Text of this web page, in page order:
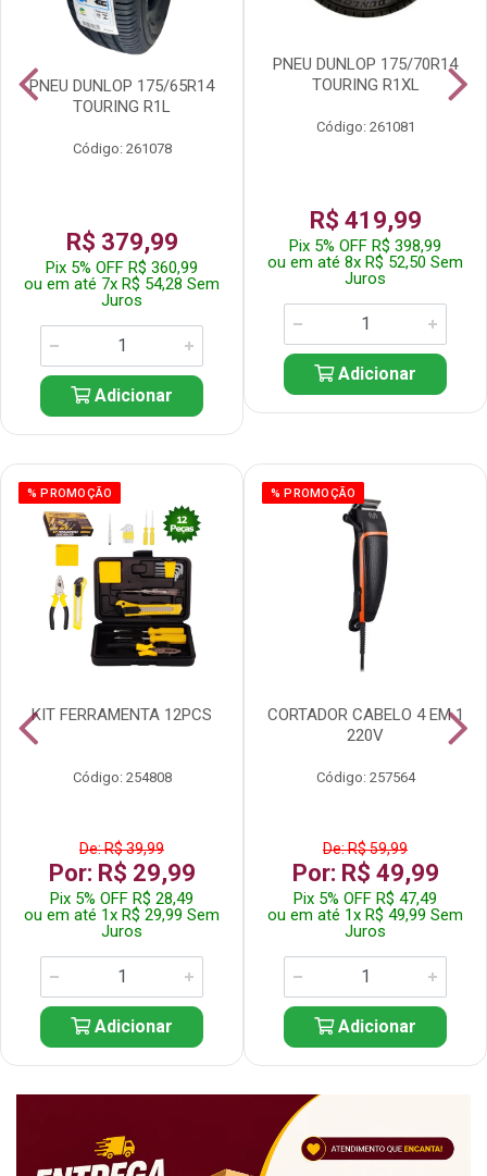
PNEU DUNLOP 175/65R14
TOURING R1L
Código: 261078
R$ 379,99
Pix 5% OFF R$ 360,99
ou em até 7x R$ 54,28 Sem
Juros
Adicionar
PNEU DUNLOP 175/70R14
TOURING R1XL
Código: 261081
R$ 419,99
Pix 5% OFF R$ 398,99
ou em até 8x R$ 52,50 Sem
Juros
Adicionar
% PROMOÇÃO
KIT FERRAMENTA 12PCS
Código: 254808
De: R$ 39,99
Por: R$ 29,99
Pix 5% OFF R$ 28,49
ou em até 1x R$ 29,99 Sem
Juros
Adicionar
% PROMOÇÃO
CORTADOR CABELO 4 EM 1
220V
Código: 257564
De: R$ 59,99
Por: R$ 49,99
Pix 5% OFF R$ 47,49
ou em até 1x R$ 49,99 Sem
Juros
Adicionar